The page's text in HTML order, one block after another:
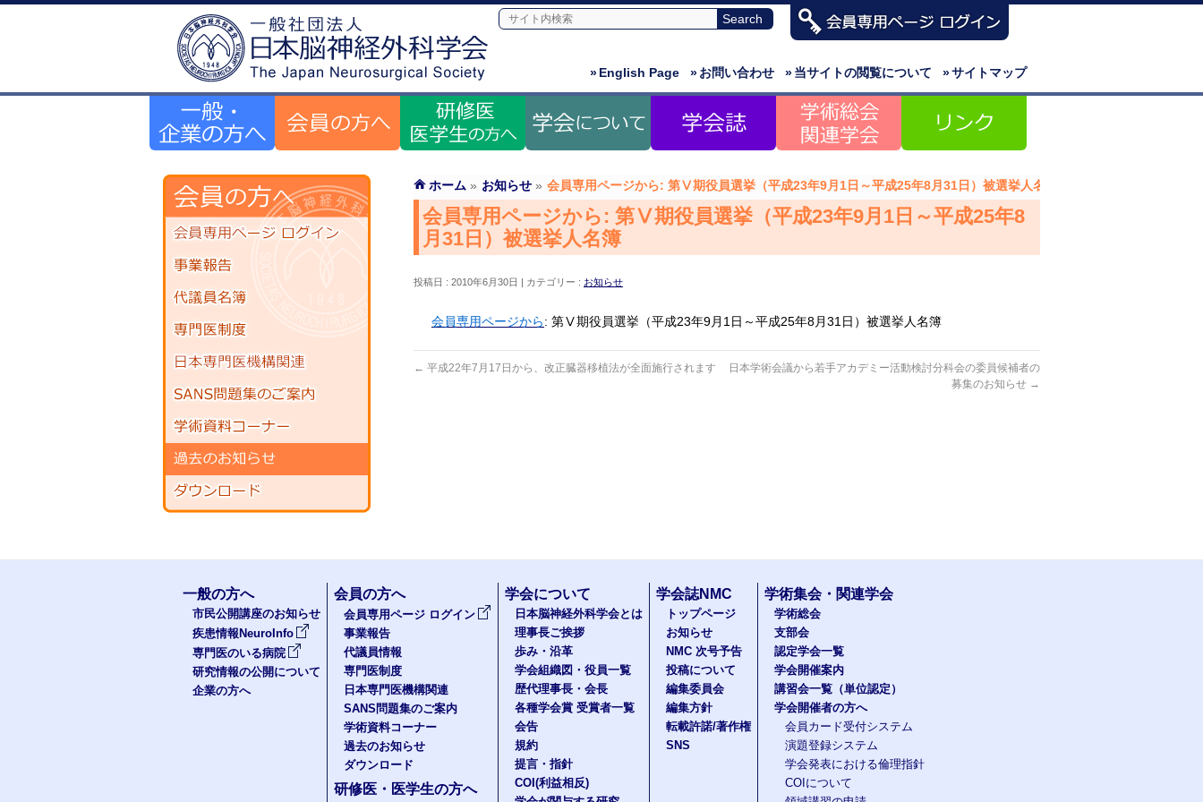
»サイトマップ
»当サイトの閲覧について
»お問い合わせ
»English Page
ホーム » お知らせ » 会員専用ページから: 第Ⅴ期役員選挙（平成23年9月1日～平成25年8月31日）被選挙人名簿
会員専用ページから: 第Ⅴ期役員選挙（平成23年9月1日～平成25年8
月31日）被選挙人名簿
投稿日 : 2010年6月30日 カテゴリー : お知らせ
会員専用ページから: 第Ⅴ期役員選挙（平成23年9月1日～平成25年8月31日）被選挙人名簿
← 平成22年7月17日から、改正臓器移植法が全面施行されます
日本学術会議から若手アカデミー活動検討分科会の委員候補者の
募集のお知らせ →
一般の方へ
市民公開講座のお知らせ
疾患情報NeuroInfo
専門医のいる病院
研究情報の公開について
企業の方へ
会員の方へ
会員専用ページ ログイン
事業報告
代議員情報
専門医制度
日本専門医機構関連
SANS問題集のご案内
学術資料コーナー
過去のお知らせ
ダウンロード
研修医・医学生の方へ
学会について
日本脳神経外科学会とは
理事長ご挨拶
歩み・沿革
学会組織図・役員一覧
歴代理事長・会長
各種学会賞 受賞者一覧
会告
規約
提言・指針
COI(利益相反)
学会誌NMC
トップページ
お知らせ
NMC 次号予告
投稿について
編集委員会
編集方針
転載許諾/著作権
SNS
学術集会・関連学会
学術総会
支部会
認定学会一覧
学会開催案内
講習会一覧（単位認定）
学会開催者の方へ
会員カード受付システム
演題登録システム
学会発表における倫理指針
COIについて